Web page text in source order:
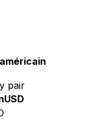
pair
USD